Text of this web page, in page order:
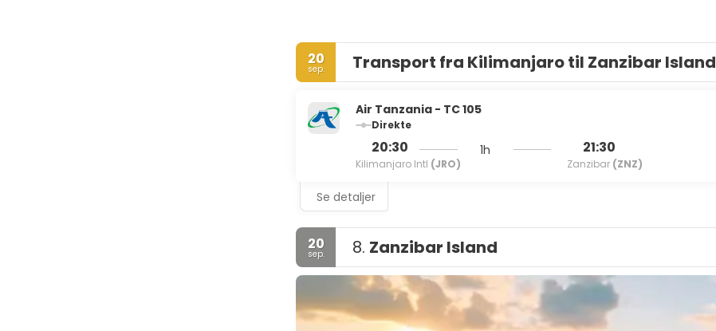
20
sep. Transport fra Kilimanjaro til Zanzibar Island
Air Tanzania - TC 105
Direkte
20:30
Kilimanjaro Intl (JRO)
1h 21:30
Zanzibar (ZNZ)
Se detaljer
20
sep. 8. Zanzibar Island